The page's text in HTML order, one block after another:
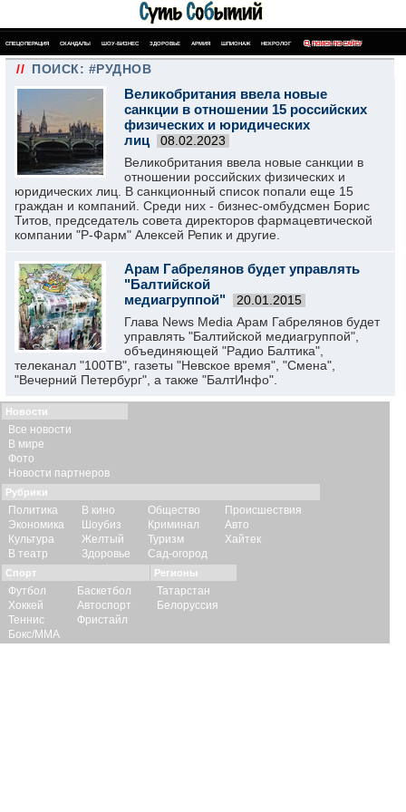
СПЕЦОПЕРАЦИЯ СКАНДАЛЫ ШОУ-БИЗНЕС ЗДОРОВЬЕ АРМИЯ ШПИОНАЖ НЕКРОЛОГ ПОИСК ПО САЙТУ
// ПОИСК: #РУДНОВ
Великобритания ввела новые
санкции в отношении 15 российских
физических и юридических
лиц
08.02.2023
Великобритания ввела новые санкции в
отношении российских физических и
юридических лиц. В санкционный список попали еще 15
граждан и компаний. Среди них - бизнес-омбудсмен Борис
Титов, председатель совета директоров фармацевтической
компании "Р-Фарм" Алексей Репик и другие.
Арам Габрелянов будет управлять
"Балтийской
медиагруппой"
20.01.2015
Глава News Media Арам Габрелянов будет
управлять "Балтийской медиагруппой",
объединяющей "Радио Балтика",
телеканал "100ТВ", газеты "Невское время", "Смена",
"Вечерний Петербург", а также "БалтИнфо".
Новости
Все новости
В мире
Фото
Новости партнеров
Рубрики
Политика
Экономика
Культура
В театр
В кино
Шоубиз
Желтый
Здоровье
Общество
Криминал
Туризм
Сад-огород
Происшествия
Авто
Хайтек
Спорт
Футбол
Хоккей
Теннис
Бокс/ММА
Баскетбол
Автоспорт
Фристайл
Регионы
Татарстан
Белоруссия